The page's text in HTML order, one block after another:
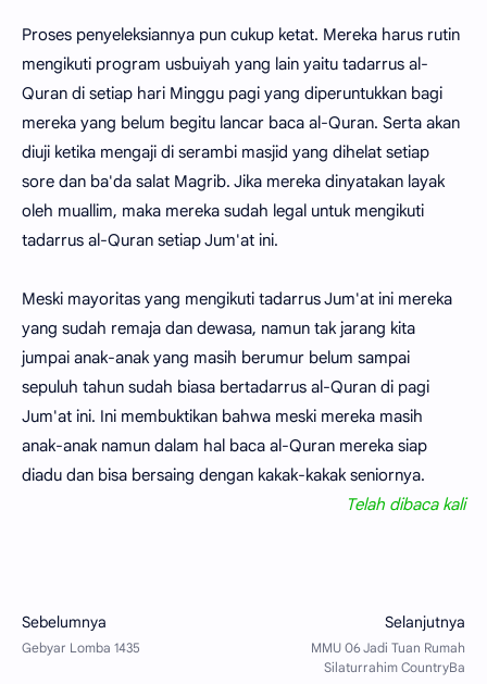
Proses penyeleksiannya pun cukup ketat. Mereka harus rutin
mengikuti program usbuiyah yang lain yaitu tadarrus al-
Quran di setiap hari Minggu pagi yang diperuntukkan bagi
mereka yang belum begitu lancar baca al-Quran. Serta akan
diuji ketika mengaji di serambi masjid yang dihelat setiap
sore dan ba'da salat Magrib. Jika mereka dinyatakan layak
oleh muallim, maka mereka sudah legal untuk mengikuti
tadarrus al-Quran setiap Jum'at ini.
Meski mayoritas yang mengikuti tadarrus Jum'at ini mereka
yang sudah remaja dan dewasa, namun tak jarang kita
jumpai anak-anak yang masih berumur belum sampai
sepuluh tahun sudah biasa bertadarrus al-Quran di pagi
Jum'at ini. Ini membuktikan bahwa meski mereka masih
anak-anak namun dalam hal baca al-Quran mereka siap
diadu dan bisa bersaing dengan kakak-kakak seniornya.
Telah dibaca kali